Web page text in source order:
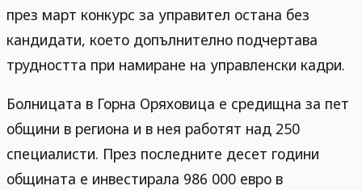
през март конкурс за управител остана без
кандидати, което допълнително подчертава
трудността при намиране на управленски кадри.
Болницата в Горна Оряховица е средищна за пет
общини в региона и в нея работят над 250
специалисти. През последните десет години
общината е инвестирала 986 000 евро в